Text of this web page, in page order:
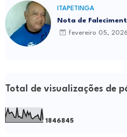
ITAPETINGA
Nota de
fevereiro 05, 2026
Total de visualizações de
1 846845